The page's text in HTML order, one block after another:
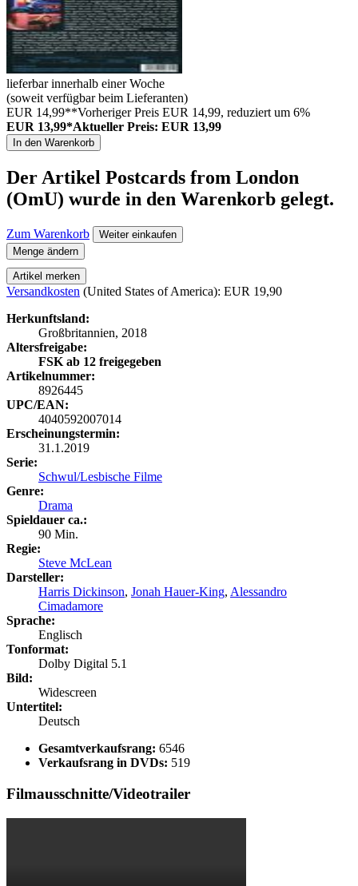
lieferbar innerhalb einer Woche
(soweit verfügbar beim Lieferanten)
EUR 14,99**Vorheriger Preis EUR 14,99, reduziert um 6%
EUR 13,99*Aktueller Preis: EUR 13,99
In den Warenkorb
Der Artikel Postcards from London
(OmU) wurde in den Warenkorb gelegt.
Zum Warenkorb
Weiter einkaufen
Menge ändern
Artikel merken
Versandkosten (United States of America): EUR 19,90
Herkunftsland:
Großbritannien, 2018
Altersfreigabe:
FSK ab 12 freigegeben
Artikelnummer:
8926445
UPC/EAN:
4040592007014
Erscheinungstermin:
31.1.2019
Serie:
Schwul/Lesbische Filme
Genre:
Drama
Spieldauer ca.:
90 Min.
Regie:
Steve McLean
Darsteller:
Harris Dickinson, Jonah Hauer-King, Alessandro
Cimadamore
Sprache:
Englisch
Tonformat:
Dolby Digital 5.1
Bild:
Widescreen
Untertitel:
Deutsch
Gesamtverkaufsrang: 6546
Verkaufsrang in DVDs: 519
Filmausschnitte/Videotrailer